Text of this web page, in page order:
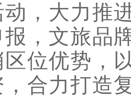
，大力推
报，文旅品
位优势，
合力打造